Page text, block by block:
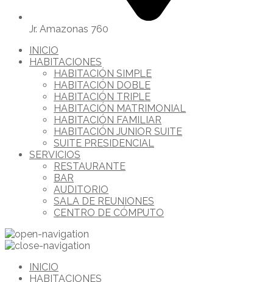
Jr. Amazonas 760
INICIO
HABITACIONES
HABITACIÓN SIMPLE
HABITACIÓN DOBLE
HABITACIÓN TRIPLE
HABITACIÓN MATRIMONIAL
HABITACIÓN FAMILIAR
HABITACIÓN JUNIOR SUITE
SUITE PRESIDENCIAL
SERVICIOS
RESTAURANTE
BAR
AUDITORIO
SALA DE REUNIONES
CENTRO DE CÓMPUTO
INICIO
HABITACIONES